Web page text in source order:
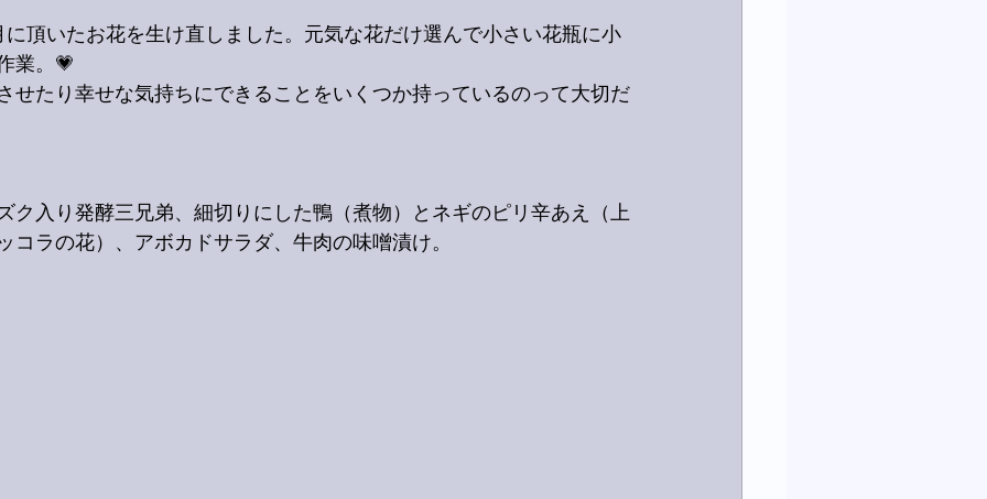
頂いたお花を生け直しました。元気な花だけ選んで小さい花瓶に小
業。💗
せたり幸せな気持ちにできることをいくつか持っているのって大切だ
ク入り発酵三兄弟、細切りにした鴨（煮物）とネギのピリ辛あえ（上
コラの花）、アボカドサラダ、牛肉の味噌漬け。